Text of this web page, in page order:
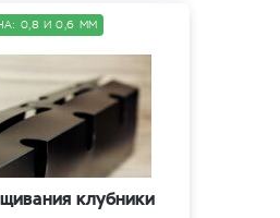
0,8 И 0,6 ММ
клубники